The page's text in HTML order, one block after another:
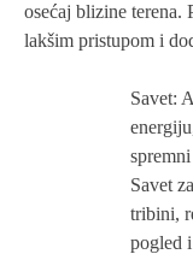
osećaj blizine terena.
lakšim pristupom i
Savet:
Savet
tribini,
pogled